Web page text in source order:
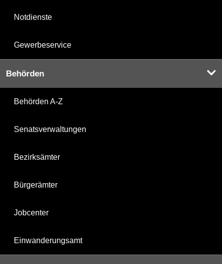
Notdienste
Gewerbeservice
Behörden
Behörden A-Z
Senatsverwaltungen
Bezirksämter
Bürgerämter
Jobcenter
Einwanderungsamt